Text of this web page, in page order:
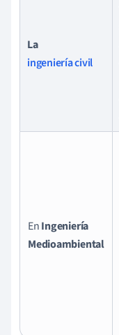
La
ingeniería civil
EnIngeniería
Medioambiental